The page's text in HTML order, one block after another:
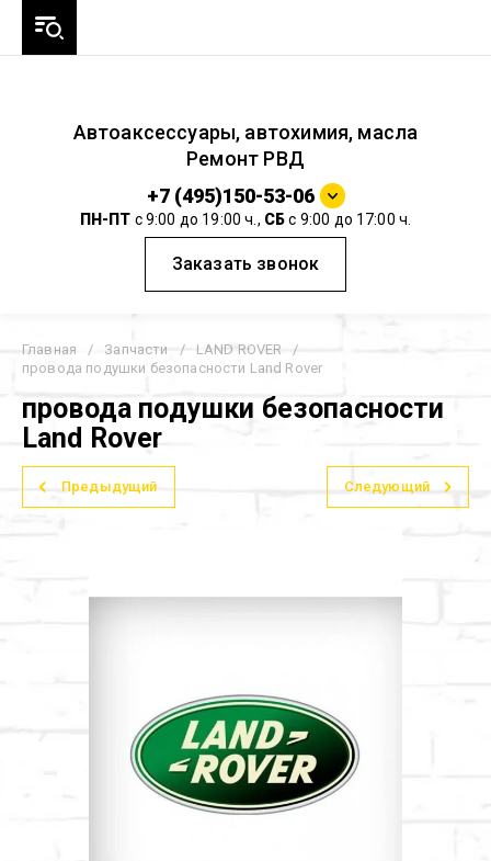
Автоаксессуары, автохимия, масла
Ремонт РВД
+7 (495)150-53-06
ПН-ПТ с 9:00 до 19:00 ч., СБс 9:00 до 17:00 ч.
Заказать звонок
Главная / Запчасти / LAND ROVER
/
провода подушки безопасности Land Rover
провода подушки безопасности
Land Rover
Предыдущий Следующий